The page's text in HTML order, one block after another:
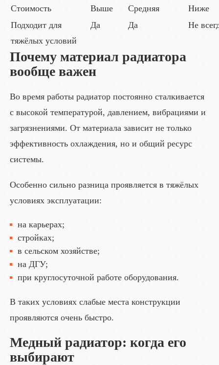
Стоимость Выше Средняя
Ниже
Подходит для
тяжёлых условий
Да Да Не
Почему материал радиатора
вообще важен
Во время работы радиатор постоянно сталкивается
с высокой температурой, давлением, вибрациями и
загрязнениями. От материала зависит не только
эффективность охлаждения, но и общий ресурс
системы.
Особенно сильно разница проявляется в тяжёлых
условиях эксплуатации:
на карьерах;
стройках;
в сельском хозяйстве;
на ДГУ;
при круглосуточной работе оборудования.
В таких условиях слабые места конструкции
проявляются очень быстро.
Медный радиатор: когда его
выбирают